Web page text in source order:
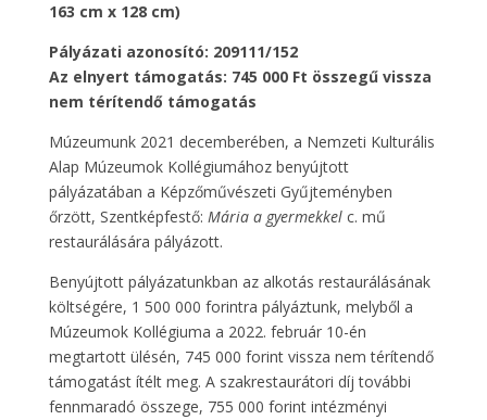
163 cm x 128 cm)
Pályázati azonosító: 209111/152
Az elnyert támogatás: 745 000 Ft összegű vissza
nem térítendő támogatás
Múzeumunk 2021 decemberében, a Nemzeti Kulturális
Alap Múzeumok Kollégiumához benyújtott
pályázatában a Képzőművészeti Gyűjteményben
őrzött, Szentképfestő: Mária a gyermekkelc. mű
restaurálására pályázott.
Benyújtott pályázatunkban az alkotás restaurálásának
költségére, 1 500 000 forintra pályáztunk, melyből a
Múzeumok Kollégiuma a 2022. február 10-én
megtartott ülésén, 745 000 forint vissza nem térítendő
támogatást ítélt meg. A szakrestaurátori díj további
fennmaradó összege, 755 000 forint intézményi